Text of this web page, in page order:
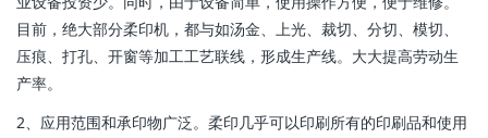
目前，绝大部分柔印机，都与如汤金、上光、裁切、分切、模切、
压痕、打孔、开窗等加工工艺联线，形成生产线。大大提高劳动生
产率。
2、应用范围和承印物广泛。柔印几乎可以印刷所有的印刷品和使用